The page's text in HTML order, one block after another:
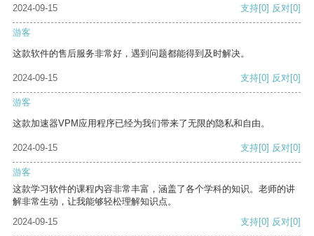
2024-09-15
支持[0] 反对[0]
游客
这款软件的售后服务非常好，遇到问题都能得到及时解决。
2024-09-15 支持[0] 反对[0]
游客
这款加速器VPM应用程序已经为我们带来了无限的隐私和自由。
2024-09-15 支持[0] 反对[0]
游客
这款学习软件的课程内容非常丰富，涵盖了各个学科的知识。老师的讲
解非常生动，让我能够轻松理解知识点。
2024-09-15
支持[0] 反对[0]